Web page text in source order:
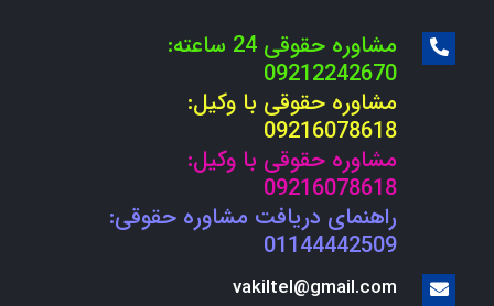
مشاوره حقوقی 24 ساعته:
09212242670
مشاوره حقوقی با وکیل:
09216078618
مشاوره حقوقی با وکیل:
09216078618
راهنمای دریافت مشاوره حقوقی:
01144442509
vakiltel@gmail.com